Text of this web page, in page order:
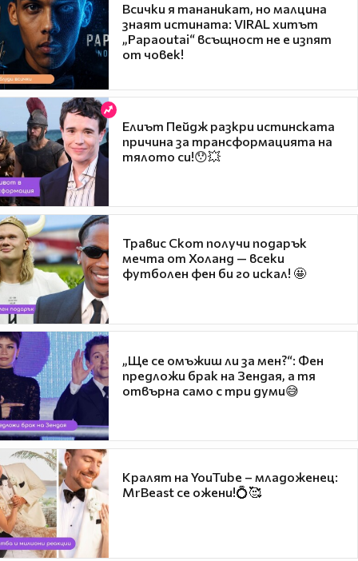
Всички я тананикат, но малцина
знаят истината: VIRAL хитът
„Papaoutai“ всъщност не е изпят
от човек!
Елиът Пейдж разкри истинската
причина за трансформацията на
тялото си!😯💥
Травис Скот получи подарък
мечта от Холанд — всеки
футболен фен би го искал! 🤩
„Ще се омъжиш ли за мен?“: Фен
предложи брак на Зендая, а тя
отвърна само с три думи😅
Кралят на YouTube – младоженец:
MrBeast се ожени!💍🥰